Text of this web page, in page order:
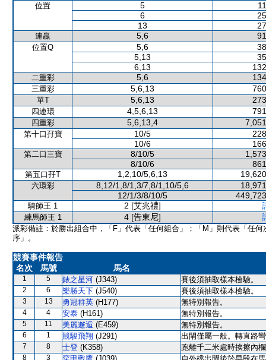
位置 5
6
13
連贏 5,6
位置Q 5,6
5,13
6,13
二重彩 5,6
三重彩 5,6,13
單T 5,6,13
四連環 4,5,6,13
四重彩 5,6,13,4
第十口孖寶 10/5
10/6
第二口三寶 8/10/5
8/10/6
第五口孖T 1,2,10/5,6,13
六環彩 8,12/1,8/1,3/7,8/1,10/5,6
12/1/3/8/10/5
騎師王 1 2 [艾兆禮]
練馬師王 1 4 [告東尼]
派彩備註：於勝出組合中，「F」代表「任何組合」；「M」則代表「任何
序」。
競賽事件報告
名次
馬號 馬名
1 5 錶之星河 (J343) 賽後須抽取樣本檢驗。
2 6 樂勝天下 (J540) 賽後須抽取樣本檢驗。
3 13 勇冠群英 (H177) 無特別報告。
4 4 安泰 (H161) 無特別報告。
5 11 美麗邂逅 (E459) 無特別報告。
6 1 競駿飛翔 (J291) 出閘僅屬一般。轉直路
7 8 士登 (K358) 跑離千二米處時挨擦內
8 3